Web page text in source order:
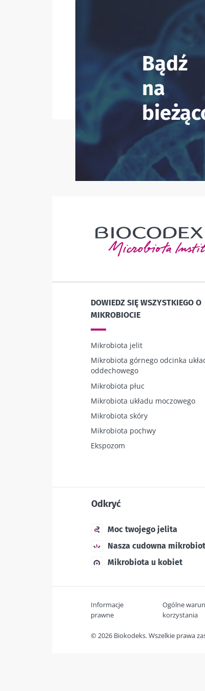
Bądź
na
DOWIEDZ SIĘ WSZYSTKIEGO O
MIKROBIOCIE
Mikrobiota jelit
Mikrobiota górnego odcinka
oddechowego
Mikrobiota płuc
Mikrobiota układu moczowego
Mikrobiota skóry
Mikrobiota pochwy
Ekspozom
Odkryć
Moc twojego jelita
Nasza cudowna
Mikrobiota u kobiet
© 2026 Biokodeks. Wszelkie prawa
Informacje
prawne
Ogólne
korzystania